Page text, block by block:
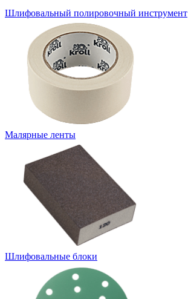
Шлифовальный полировочный инструмент
Малярные ленты
Шлифовальные блоки